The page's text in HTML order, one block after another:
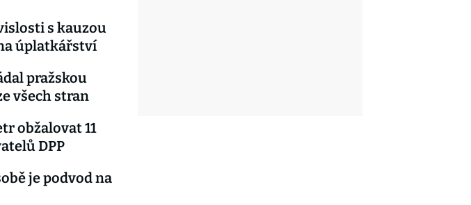
s kauzou
úplatkářství
pražskou
všech stran
obžalovat 11
DPP
je podvod na